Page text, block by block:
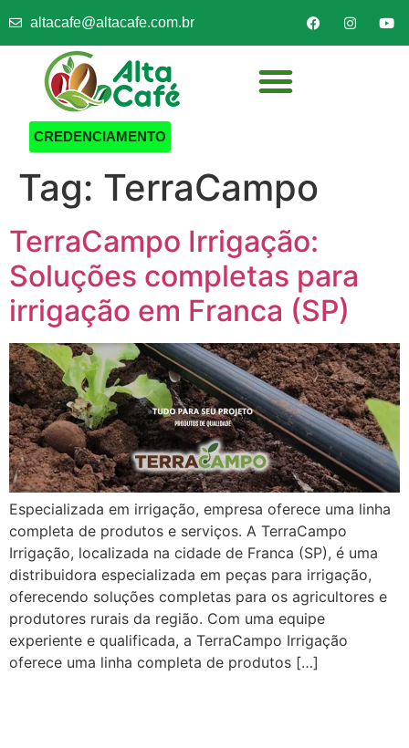
altacafe@altacafe.com.br
CREDENCIAMENTO
Tag: TerraCampo
TerraCampo Irrigação:
Soluções completas para
irrigação em Franca (SP)
Especializada em irrigação, empresa oferece uma linha
completa de produtos e serviços. A TerraCampo
Irrigação, localizada na cidade de Franca (SP), é uma
distribuidora especializada em peças para irrigação,
oferecendo soluções completas para os agricultores e
produtores rurais da região. Com uma equipe
experiente e qualificada, a TerraCampo Irrigação
oferece uma linha completa de produtos […]